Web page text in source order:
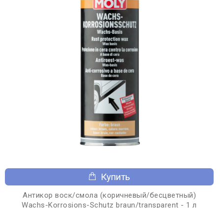
Купить
Антикор воск/смола (коричневый/бесцветный)
Wachs-Korrosions-Schutz braun/transparent - 1 л